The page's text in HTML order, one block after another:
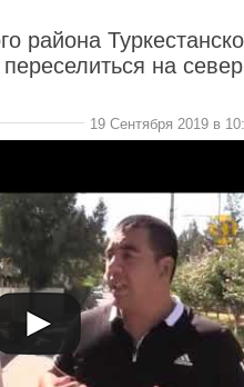
района
на север
19 Сентября 2019 в